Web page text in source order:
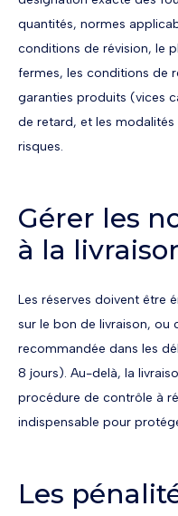
quantités, normes
conditions de révision, le
fermes, les conditions de
garanties produits (vices
de retard, et les
risques.
Gérer les
à la
Les réserves doivent être
sur le bon de livraison, ou
recommandée dans les
8 jours). Au-delà, la
procédure de contrôle à
indispensable pour
Les